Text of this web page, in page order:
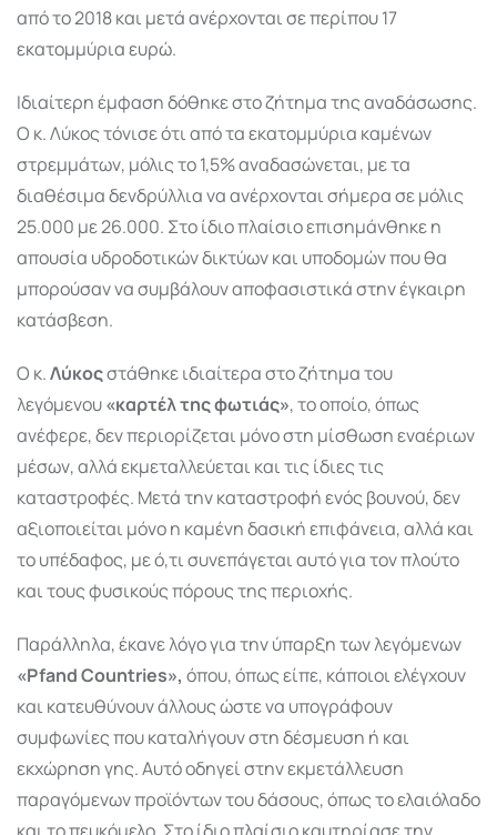
από το 2018 και μετά ανέρχονται σε περίπου 17
εκατομμύρια ευρώ.
Ιδιαίτερη έμφαση δόθηκε στο ζήτημα της αναδάσωσης.
Ο κ. Λύκος τόνισε ότι από τα εκατομμύρια καμένων
στρεμμάτων, μόλις το 1,5% αναδασώνεται, με τα
διαθέσιμα δενδρύλλια να ανέρχονται σήμερα σε μόλις
25.000 με 26.000. Στο ίδιο πλαίσιο επισημάνθηκε η
απουσία υδροδοτικών δικτύων και υποδομών που θα
μπορούσαν να συμβάλουν αποφασιστικά στην έγκαιρη
κατάσβεση.
Ο κ.Λύκοςστάθηκε ιδιαίτερα στο ζήτημα του
λεγόμενου«καρτέλ της φωτιάς», το οποίο, όπως
ανέφερε, δεν περιορίζεται μόνο στη μίσθωση εναέριων
μέσων, αλλά εκμεταλλεύεται και τις ίδιες τις
καταστροφές. Μετά την καταστροφή ενός βουνού, δεν
αξιοποιείται μόνο η καμένη δασική επιφάνεια, αλλά και
το υπέδαφος, με ό,τι συνεπάγεται αυτό για τον πλούτο
και τους φυσικούς πόρους της περιοχής.
Παράλληλα, έκανε λόγο για την ύπαρξη των λεγόμενων
«Pfand Countries», όπου, όπως είπε, κάποιοι ελέγχουν
και κατευθύνουν άλλους ώστε να υπογράφουν
συμφωνίες που καταλήγουν στη δέσμευση ή και
εκχώρηση γης. Αυτό οδηγεί στην εκμετάλλευση
παραγόμενων προϊόντων του δάσους, όπως το ελαιόλαδο